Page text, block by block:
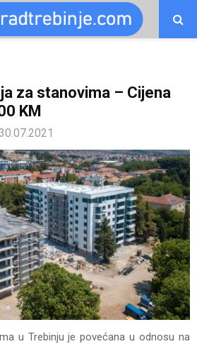
za stanovima – Cijena
KM
u Trebinju je povećana u odnosu na